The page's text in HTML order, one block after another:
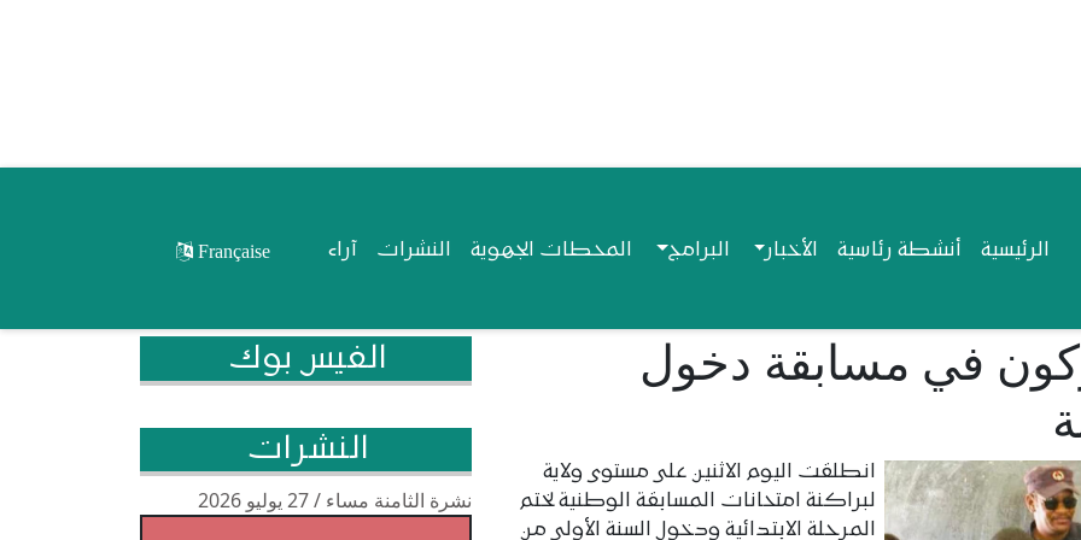
Navigationالرئيسية أنشطة رئاسية الأخبار البرامج المحطات الجهوية النشرات آراء Française
في مسابقة دخول
انطلقت اليوم الاثنين على مستوى ولاية
لبراكنة امتحانات المسابقة الوطنية لختم
المرحلة الابتدائية ودخول السنة الأولى من
الفيس بوك
النشرات
نشرة الثامنة مساء / 27 يوليو 2026